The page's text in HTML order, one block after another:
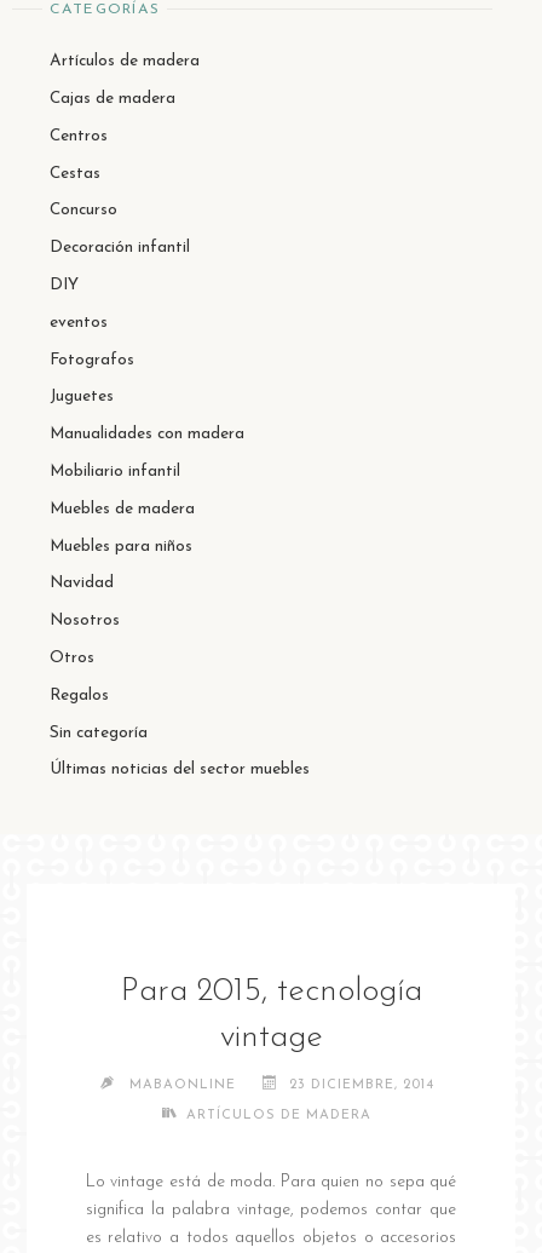
CATEGORÍAS
Artículos de madera
Cajas de madera
Centros
Cestas
Concurso
Decoración infantil
DIY
eventos
Fotografos
Juguetes
Manualidades con madera
Mobiliario infantil
Muebles de madera
Muebles para niños
Navidad
Nosotros
Otros
Regalos
Sin categoría
Últimas noticias del sector muebles
Para 2015, tecnología
vintage
MABAONLINE 23 DICIEMBRE, 2014
ARTÍCULOS DE MADERA
Lo vintage está de moda. Para quien no sepa qué
significa la palabra vintage, podemos contar que
es relativo a todos aquellos objetos o accesorios